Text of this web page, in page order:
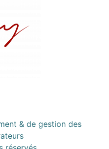
& de gestion des